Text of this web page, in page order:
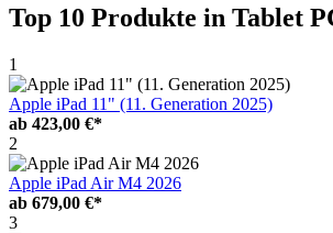
Top 10 Produkte in Tablet
1
Apple iPad 11" (11. Generation 2025)
ab 423,00 €*
2
Apple iPad Air M4 2026
ab 679,00 €*
3